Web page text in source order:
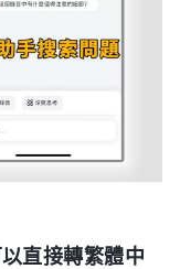
直接轉繁體中